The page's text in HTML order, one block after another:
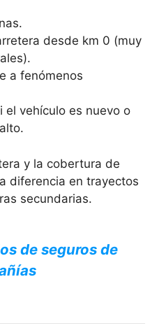
desde km 0 (muy
a fenómenos
el vehículo es nuevo o
y la cobertura de
diferencia en trayectos
secundarias.
de seguros de